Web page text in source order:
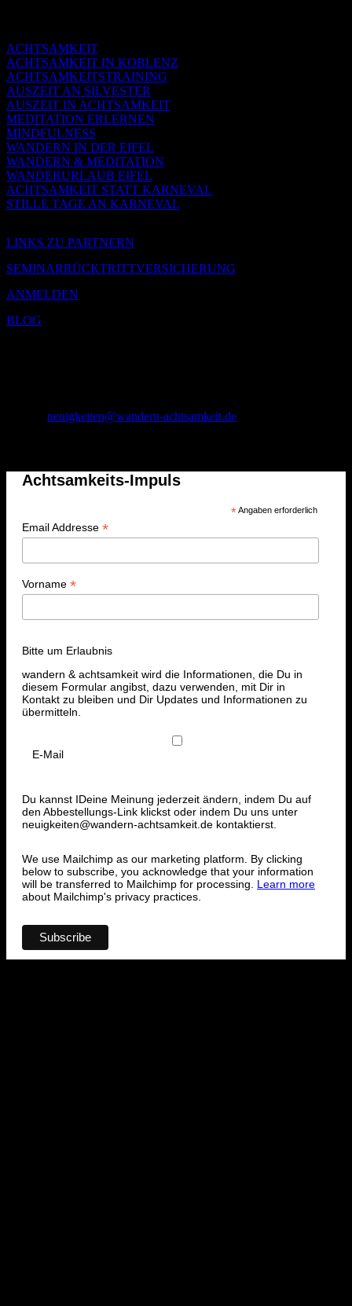
ACHTSAMKEIT
ACHTSAMKEIT IN KOBLENZ
ACHTSAMKEITSTRAINING
AUSZEIT AN SILVESTER
AUSZEIT IN ACHTSAMKEIT
MEDITATION ERLERNEN
MINDFULNESS
WANDERN IN DER EIFEL
WANDERN & MEDITATION
WANDERURLAUB EIFEL
ACHTSAMKEIT STATT KARNEVAL
STILLE TAGE AN KARNEVAL
LINKS ZU PARTNERN
SEMINARRÜCKTRITTVERSICHERUNG
ANMELDEN
BLOG
neuigkeiten@wandern-achtsamkeit.de
Achtsamkeits-Impuls
*Angaben erforderlich
Email Addresse *
Vorname *
Bitte um Erlaubnis
wandern & achtsamkeit wird die Informationen, die Du in
diesem Formular angibst, dazu verwenden, mit Dir in
Kontakt zu bleiben und Dir Updates und Informationen zu
übermitteln.
E-Mail
Du kannst IDeine Meinung jederzeit ändern, indem Du auf
den Abbestellungs-Link klickst oder indem Du uns unter
neuigkeiten@wandern-achtsamkeit.de kontaktierst.
We use Mailchimp as our marketing platform. By clicking
below to subscribe, you acknowledge that your information
will be transferred to Mailchimp for processing. Learn more
about Mailchimp's privacy practices.